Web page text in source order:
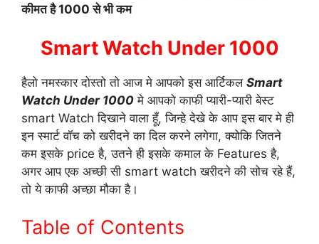
कीमत है 1000 से भी कम
Smart Watch Under 1000
हैलो नमस्कार दोस्तो तो आज मे आपको इस आर्टिकल Smart
Watch Under 1000 मे आपको काफी प्यारी-प्यारी बेस्ट
smart Watch दिखाने वाला हूँ, जिन्हे देखे के आप इस बार मे ही
इन स्मार्ट वॉच को खरीदने का दिल करने लगेगा, क्योकि जितने
कम इसके price है, उतने ही इसके कमाल के Features है,
अगर आप एक अच्छी सी smart watch खरीदने की सोच रहे हैं,
तो ये काफी अच्छा मौका है।
Table of Contents